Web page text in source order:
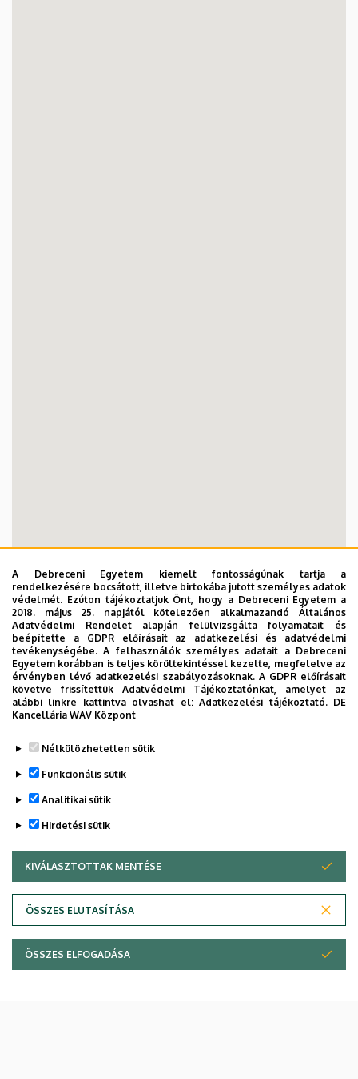
A Debreceni Egyetem kiemelt fontosságúnak tartja a
rendelkezésére bocsátott, illetve birtokába jutott személyes adatok
védelmét. Ezúton tájékoztatjuk Önt, hogy a Debreceni Egyetem a
2018. május 25. napjától kötelezően alkalmazandó Általános
Adatvédelmi Rendelet alapján felülvizsgálta folyamatait és
beépítette a GDPR előírásait az adatkezelési és adatvédelmi
tevékenységébe. A felhasználók személyes adatait a Debreceni
Egyetem korábban is teljes körültekintéssel kezelte, megfelelve az
érvényben lévő adatkezelési szabályozásoknak. A GDPR előírásait
követve frissítettük Adatvédelmi Tájékoztatónkat, amelyet az
alábbi linkre kattintva olvashat el:Adatkezelési tájékoztató. DE
Kancellária WAV Központ
Nélkülözhetetlen sütik
Funkcionális sütik
Analitikai sütik
Hirdetési sütik
KIVÁLASZTOTTAK MENTÉSE
ÖSSZES ELUTASÍTÁSA
WITHDRAW CONSENT
ÖSSZES ELFOGADÁSA